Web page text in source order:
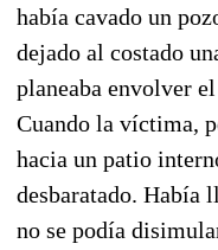
había cavado un
dejado al costado
planeaba envolver
Cuando la víctima,
hacia un patio
desbaratado. Había
no se podía